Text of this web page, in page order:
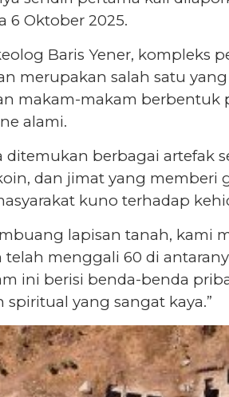
6 Oktober 2025.
Baris Yener, kompleks
merupakan salah satu
makam-makam berbentuk
alami.
ditemukan berbagai artefak
dan jimat yang memberi
kuno terhadap
lapisan tanah, kami
menggali 60 di
ini berisi benda-benda
spiritual yang sangat kaya.”